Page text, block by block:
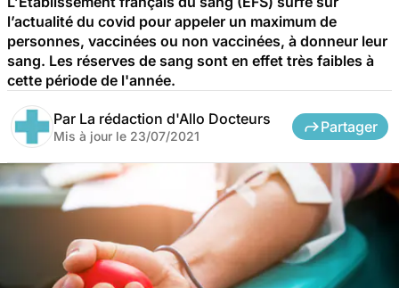
l’actualité du covid pour appeler un maximum de
personnes, vaccinées ou non vaccinées, à donneur leur
sang. Les réserves de sang sont en effet très faibles à
cette période de l'année.
Par La rédaction d'Allo Docteurs
Mis à jour le 23/07/2021
Partager